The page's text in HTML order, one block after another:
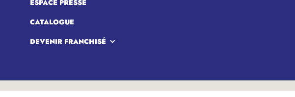
ESPACE PRESSE
CATALOGUE
DEVENIR FRANCHISÉ